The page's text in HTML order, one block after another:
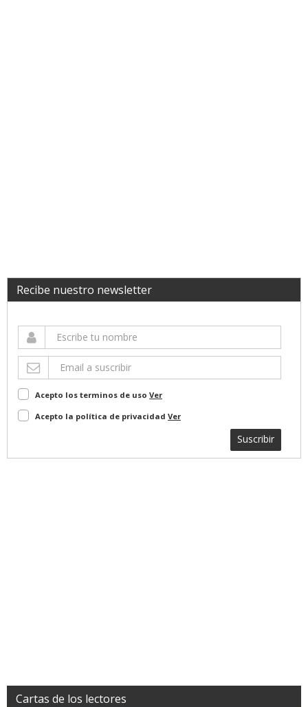
Recibe nuestro newsletter
Acepto los terminos de uso Ver
Acepto la política de privacidad Ver
Suscribir
Cartas de los lectores